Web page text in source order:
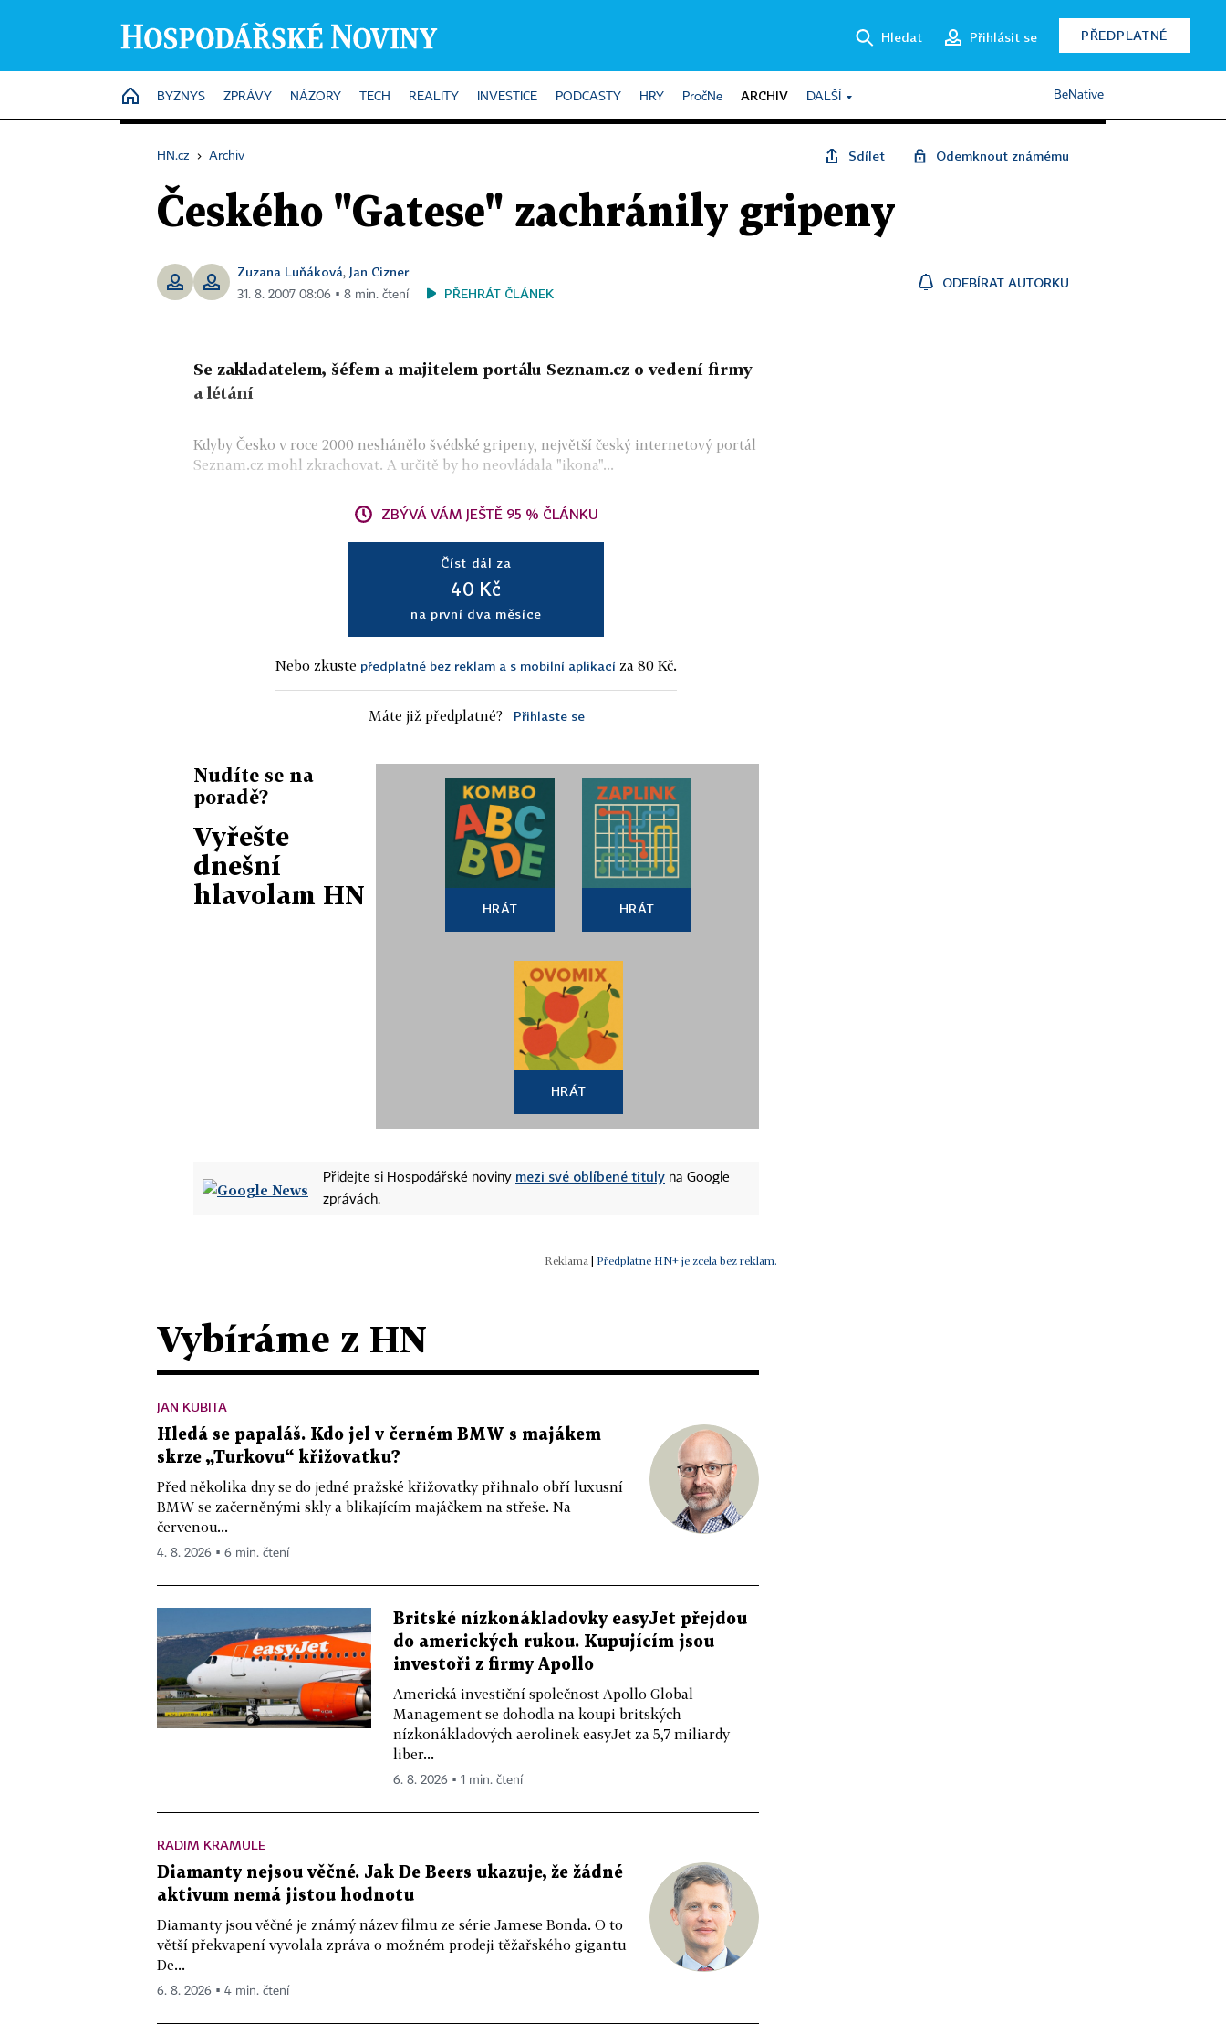
Hledat Přihlásit se PŘEDPLATNÉ
HOME
BYZNYS ZPRÁVY NÁZORY TECH REALITY INVESTICE PODCASTY HRY PročNe ARCHIV DALŠÍ BeNative
HN.cz › Archiv Sdílet Odemknout známému
Českého "Gatese" zachránily gripeny
Zuzana Luňáková, Jan Cizner
31. 8. 2007 08:06 ▪ 8 min. čtení PŘEHRÁT ČLÁNEK
ODEBÍRAT AUTORKU
Se zakladatelem, šéfem a majitelem portálu Seznam.cz o vedení firmy
a létání
Kdyby Česko v roce 2000 neshánělo švédské gripeny, největší český internetový portál
Seznam.cz mohl zkrachovat. A určitě by ho neovládala "ikona"...
ZBÝVÁ VÁM JEŠTĚ 95 % ČLÁNKU
Číst dál za
40 Kč
na první dva měsíce
Nebo zkuste předplatné bez reklam a s mobilní aplikací za 80 Kč.
Máte již předplatné? Přihlaste se
Nudíte se na
poradě?
Vyřešte
dnešní
hlavolam HN
HRÁT HRÁT
HRÁT
Přidejte si Hospodářské noviny mezi své oblíbené tituly na Google
zprávách.
Předplatné HN+ je zcela bez reklam.
Vybíráme z HN
JAN KUBITA
Hledá se papaláš. Kdo jel v černém BMW s majákem
skrze „Turkovu“ křižovatku?
Před několika dny se do jedné pražské křižovatky přihnalo obří luxusní
BMW se začerněnými skly a blikajícím majáčkem na střeše. Na
červenou...
4. 8. 2026 ▪ 6 min. čtení
Britské nízkonákladovky easyJet přejdou
do amerických rukou. Kupujícím jsou
investoři z firmy Apollo
Americká investiční společnost Apollo Global
Management se dohodla na koupi britských
nízkonákladových aerolinek easyJet za 5,7 miliardy
liber...
6. 8. 2026 ▪ 1 min. čtení
RADIM KRAMULE
Diamanty nejsou věčné. Jak De Beers ukazuje, že žádné
aktivum nemá jistou hodnotu
Diamanty jsou věčné je známý název filmu ze série Jamese Bonda. O to
větší překvapení vyvolala zpráva o možném prodeji těžařského gigantu
De...
6. 8. 2026 ▪ 4 min. čtení